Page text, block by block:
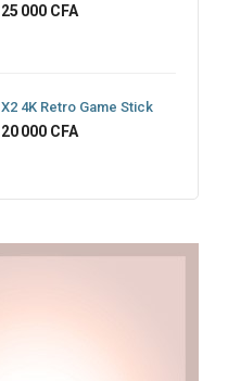
Prix
25 000 CFA
X2 4K Retro Game Stick
Prix
20 000 CFA